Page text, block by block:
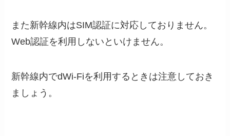
また新幹線内はSIM認証に対応しておりません。
Web認証を利用しないといけません。
新幹線内でdWi-Fiを利用するときは注意しておき
ましょう。